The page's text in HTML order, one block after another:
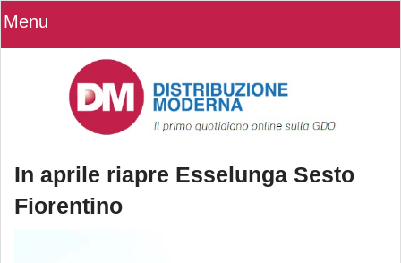
Menu
In aprile riapre Esselunga Sesto
Fiorentino